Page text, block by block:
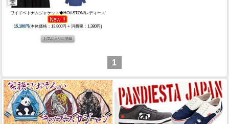
ワイドベトナムジャケット◆HOUSTON/レディース
15,180円(本体価格：13,800円 + 消費税：1,380円)
1